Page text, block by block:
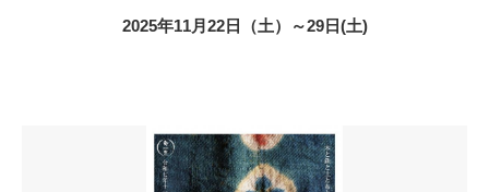
2025年11月22日（土）～29日(土)